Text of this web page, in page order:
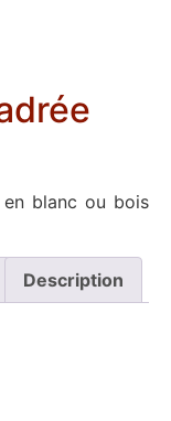
blanc ou bois
Description